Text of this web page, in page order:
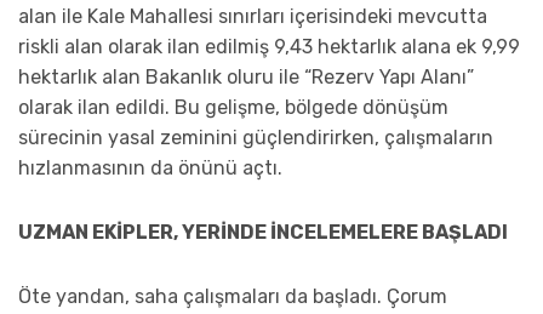
alan ile Kale Mahallesi sınırları içerisindeki mevcutta
riskli alan olarak ilan edilmiş 9,43 hektarlık alana ek 9,99
hektarlık alan Bakanlık oluru ile “Rezerv Yapı Alanı”
olarak ilan edildi. Bu gelişme, bölgede dönüşüm
sürecinin yasal zeminini güçlendirirken, çalışmaların
hızlanmasının da önünü açtı.
UZMAN EKİPLER, YERİNDE İNCELEMELERE BAŞLADI
Öte yandan, saha çalışmaları da başladı. Çorum